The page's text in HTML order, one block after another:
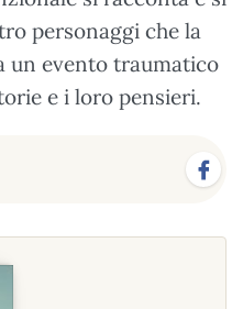
personaggi che la
un evento traumatico
e i loro pensieri.